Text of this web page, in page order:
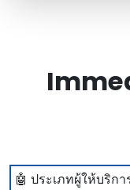
🤖 ประเภทผู้ให้บริกา